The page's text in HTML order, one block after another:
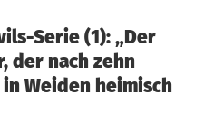
Serie (1): „Der
der nach zehn
Weiden heimisch